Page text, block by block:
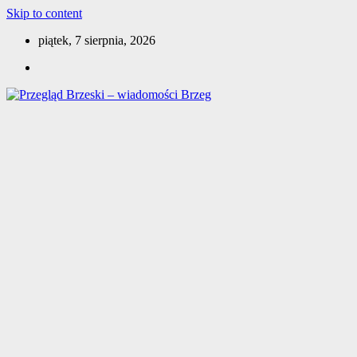
Skip to content
piątek, 7 sierpnia, 2026